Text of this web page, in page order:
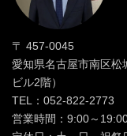
〒 457-0045
愛知県名古屋市南区
ビル2階）
TEL：052-822-2773
営業時間：9:00～